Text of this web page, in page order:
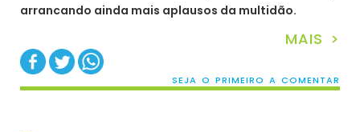
arrancando ainda mais aplausos da multidão.
MAIS >
SEJA O PRIMEIRO A COMENTAR